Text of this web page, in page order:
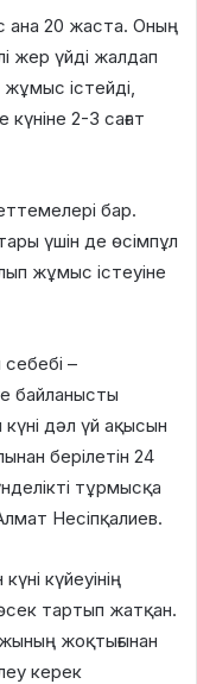
ана 20 жаста. Оның
жер үйді жалдап
істейді,
2-3 сағат
бар.
үшін де өсімпұл
жұмыс істеуіне
–
байланысты
дәл үй ақысын
берілетін 24
тұрмысқа
Несіпқалиев.
күйеуінің
тартып жатқан.
жоқтығынан
керек